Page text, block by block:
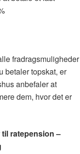
fradragsmuligheder
betaler topskat, er
anbefaler at
dem, hvor det er
ratepension –